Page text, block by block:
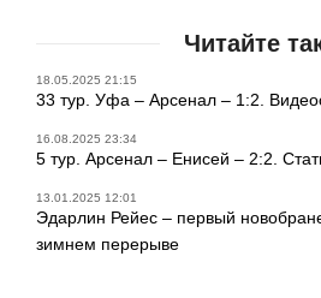
Читайте
18.05.2025 21:15
33 тур. Уфа – Арсенал – 1:2.
16.08.2025 23:34
5 тур. Арсенал – Енисей – 2:2.
13.01.2025 12:01
Эдарлин Рейес – первый
зимнем перерыве